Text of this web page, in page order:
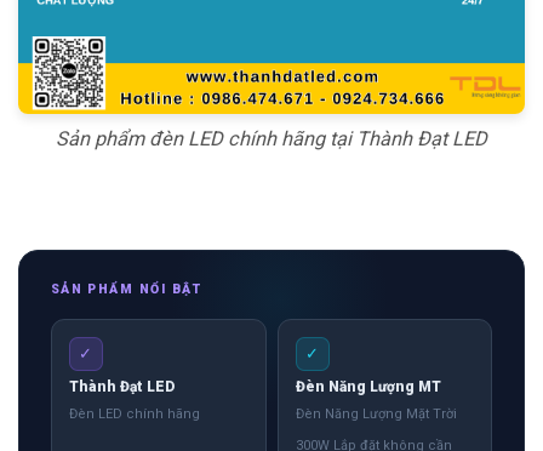
Sản phẩm đèn LED chính hãng tại Thành Đạt LED
SẢN PHẨM NỔI BẬT
✓
Thành Đạt LED
Đèn LED chính hãng
✓
Đèn Năng Lượng MT
Đèn Năng Lượng Mặt Trời
300W Lắp đặt không cần